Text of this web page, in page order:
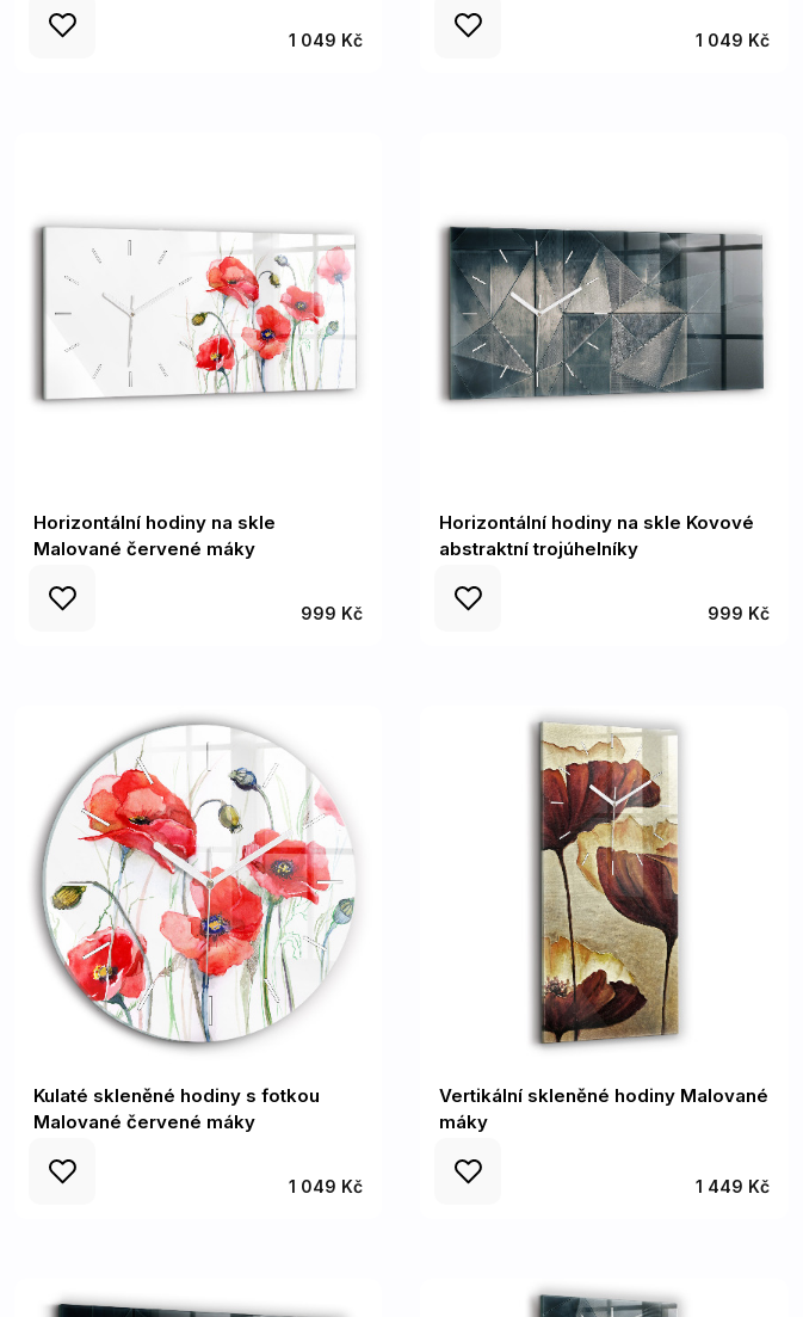
1 049 Kč 1 049 Kč
Horizontální hodiny na skle
Malované červené máky
999 Kč
Horizontální hodiny na skle Kovové
abstraktní trojúhelníky
999 Kč
Kulaté skleněné hodiny s fotkou
Malované červené máky
1 049 Kč
Vertikální skleněné hodiny Malované
máky
1 449 Kč